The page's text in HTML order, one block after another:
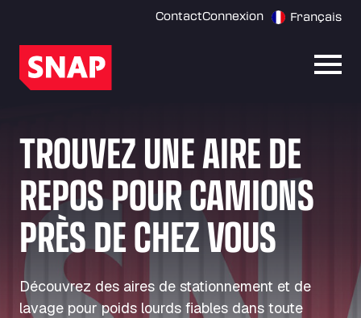
ContactConnexion Français
TROUVEZ UNE AIRE DE
REPOS POUR CAMIONS
PRÈS DE CHEZ VOUS
Découvrez des aires de stationnement et de
lavage pour poids lourds fiables dans toute